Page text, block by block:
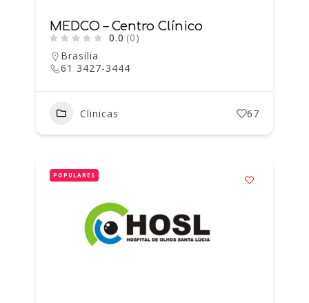
MEDCO – Centro Clínico
0.0 (0)
Brasília
61 3427-3444
Clinicas 67
POPULARES